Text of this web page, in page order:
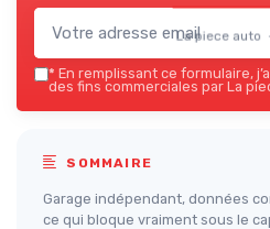
La piece auto
* En remplissant ce formulaire,
des fins commerciales par La
SOMMAIRE
Garage indépendant, données
ce qui bloque vraiment sous le